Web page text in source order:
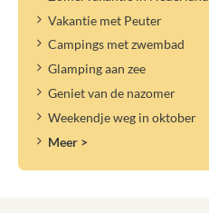
Vakantie met Peuter
Campings met zwembad
Glamping aan zee
Geniet van de nazomer
Weekendje weg in oktober
Meer >